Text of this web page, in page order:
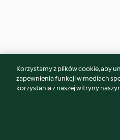
Może
Korzystamy z plików cookie, aby
zapewnienia funkcji w mediach
korzystania z naszej witryny